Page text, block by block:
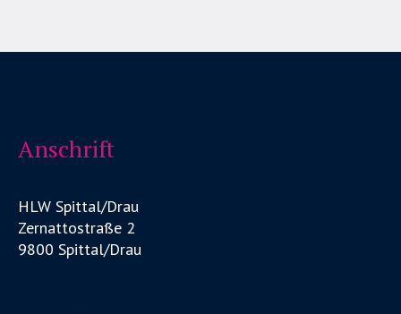
Anschrift
HLW Spittal/Drau
Zernattostraße 2
9800 Spittal/Drau